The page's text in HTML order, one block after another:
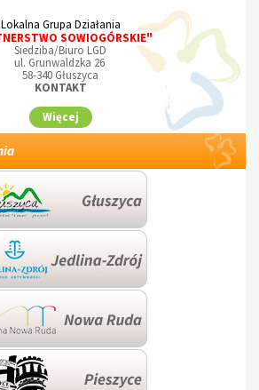
Lokalna Grupa Działania
SOWIOGÓRSKIE"
Siedziba/Biuro LGD
ul. Grunwaldzka 26
58-340 Głuszyca
KONTAKT
Więcej